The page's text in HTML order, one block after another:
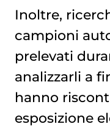
Inoltre,
campioni
prelevati
analizzarli a
hanno
esposizione